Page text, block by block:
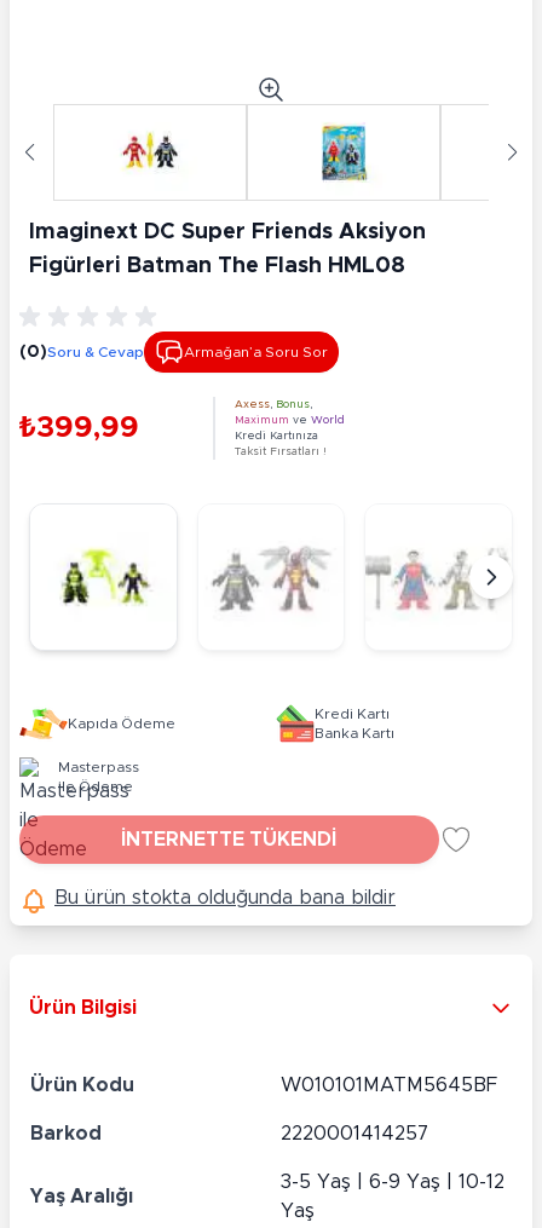
Imaginext DC Super Friends Aksiyon
Figürleri Batman The Flash HML08
(0)Soru & Cevap Armağan’a Soru Sor
₺399,99
Axess Bonus
Maximum ve World
Kredi Kartınıza
Taksit Fırsatları !
Kapıda Ödeme
Kredi Kartı
Banka Kartı
Masterpass
ile Ödeme
İNTERNETTE TÜKENDİ
Bu ürün stokta olduğunda bana bildir
Ürün Bilgisi
Ürün Kodu W010101MATM5645BF
Barkod 2220001414257
Yaş Aralığı
3-5 Yaş | 6-9 Yaş | 10-12
Yaş